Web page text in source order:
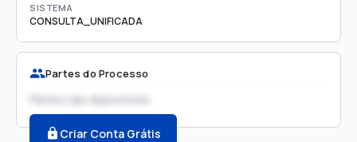
SISTEMA
CONSULTA_UNIFICADA
Partes do Processo
Partes não disponíveis
Criar Conta Grátis